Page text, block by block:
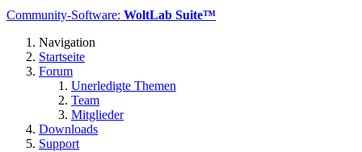
Community-Software: WoltLab Suite™
Navigation
Startseite
Forum
Unerledigte Themen
Team
Mitglieder
Downloads
Support